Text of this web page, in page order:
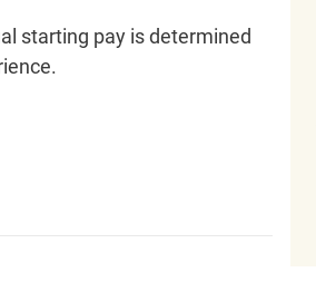
starting pay is determined